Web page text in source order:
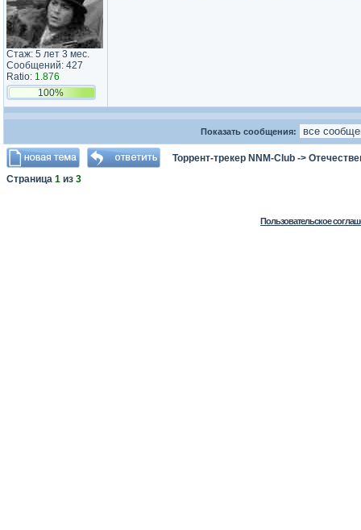
Стаж: 5 лет 3 мес.
Сообщений: 427
Ratio: 1.876
100%
Показать сообщения:
Торрент-трекер NNM-Club ->
Страница 1 из 3
Пользовательское